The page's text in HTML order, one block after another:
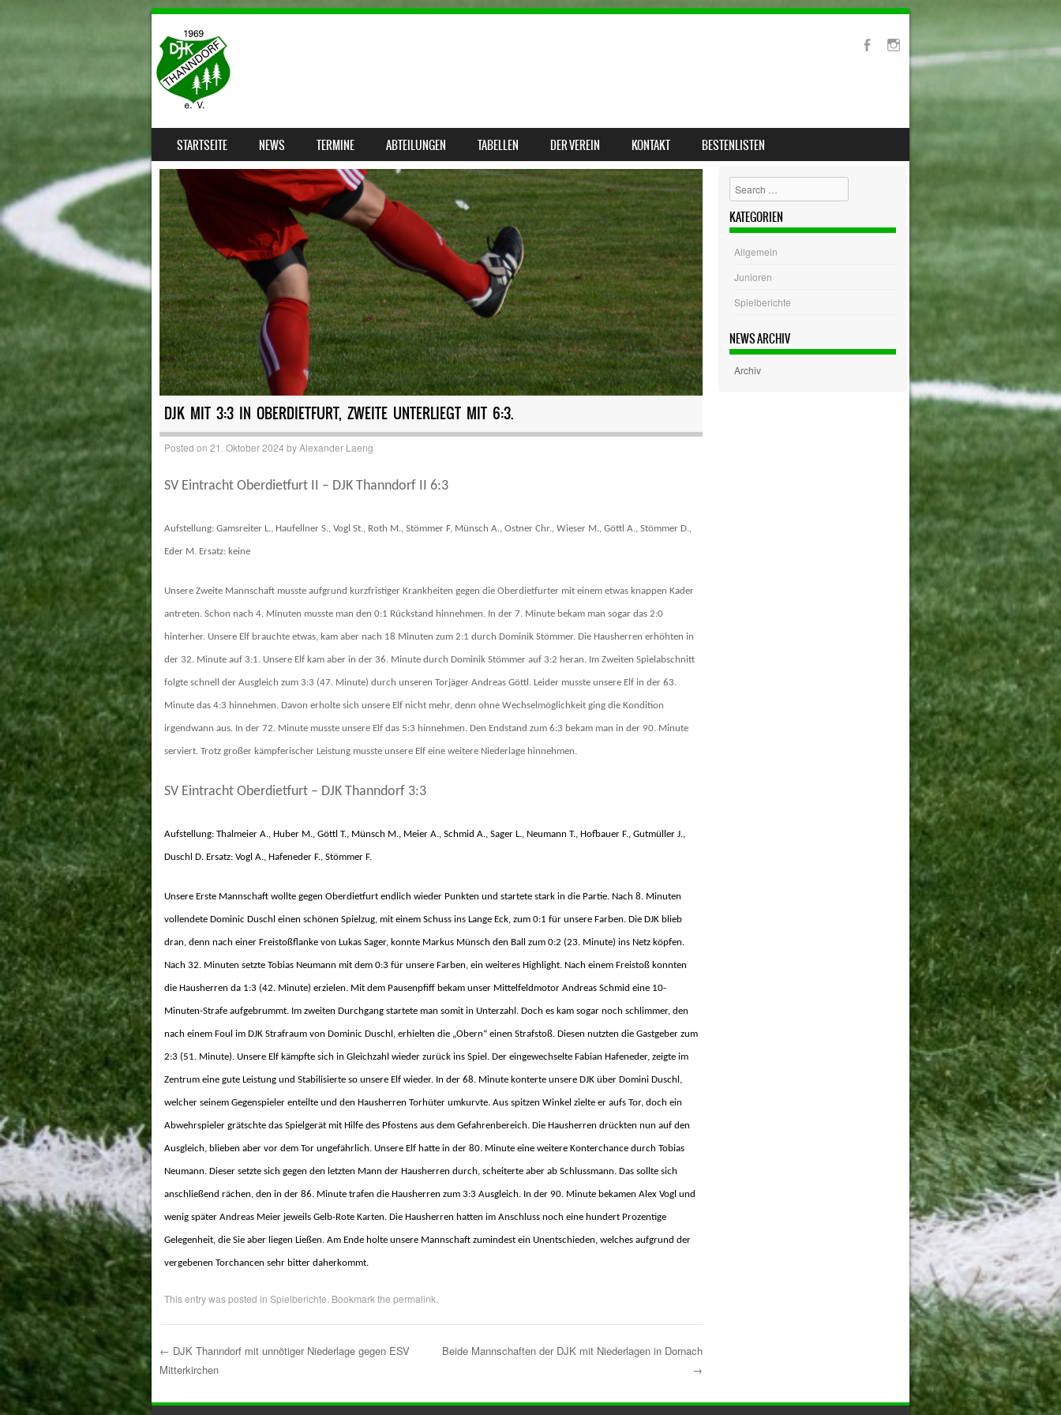
MENU
SKIP TO CONTENT
STARTSEITE NEWS TERMINE ABTEILUNGEN TABELLEN DER VEREIN KONTAKT BESTENLISTEN
DJK MIT 3:3 IN OBERDIETFURT, ZWEITE UNTERLIEGT MIT 6:3.
Posted on 21. Oktober 2024 byAlexander Laeng
SV Eintracht Oberdietfurt II – DJK Thanndorf II 6:3
Aufstellung: Gamsreiter L., Haufellner S., Vogl St., Roth M., Stömmer F, Münsch A., Ostner Chr., Wieser M., Göttl A., Stömmer D.,
Eder M. Ersatz: keine
Unsere Zweite Mannschaft musste aufgrund kurzfristiger Krankheiten gegen die Oberdietfurter mit einem etwas knappen Kader
antreten. Schon nach 4. Minuten musste man den 0:1 Rückstand hinnehmen. In der 7. Minute bekam man sogar das 2:0
hinterher. Unsere Elf brauchte etwas, kam aber nach 18 Minuten zum 2:1 durch Dominik Stömmer. Die Hausherren erhöhten in
der 32. Minute auf 3:1. Unsere Elf kam aber in der 36. Minute durch Dominik Stömmer auf 3:2 heran. Im Zweiten Spielabschnitt
folgte schnell der Ausgleich zum 3:3 (47. Minute) durch unseren Torjäger Andreas Göttl. Leider musste unsere Elf in der 63.
Minute das 4:3 hinnehmen. Davon erholte sich unsere Elf nicht mehr, denn ohne Wechselmöglichkeit ging die Kondition
irgendwann aus. In der 72. Minute musste unsere Elf das 5:3 hinnehmen. Den Endstand zum 6:3 bekam man in der 90. Minute
serviert. Trotz großer kämpferischer Leistung musste unsere Elf eine weitere Niederlage hinnehmen.
SV Eintracht Oberdietfurt – DJK Thanndorf 3:3
Aufstellung: Thalmeier A., Huber M., Göttl T., Münsch M., Meier A., Schmid A., Sager L., Neumann T., Hofbauer F., Gutmüller J.,
Duschl D. Ersatz: Vogl A., Hafeneder F., Stömmer F.
Unsere Erste Mannschaft wollte gegen Oberdietfurt endlich wieder Punkten und startete stark in die Partie. Nach 8. Minuten
vollendete Dominic Duschl einen schönen Spielzug, mit einem Schuss ins Lange Eck, zum 0:1 für unsere Farben. Die DJK blieb
dran, denn nach einer Freistoßflanke von Lukas Sager, konnte Markus Münsch den Ball zum 0:2 (23. Minute) ins Netz köpfen.
Nach 32. Minuten setzte Tobias Neumann mit dem 0:3 für unsere Farben, ein weiteres Highlight. Nach einem Freistoß konnten
die Hausherren da 1:3 (42. Minute) erzielen. Mit dem Pausenpfiff bekam unser Mittelfeldmotor Andreas Schmid eine 10-
Minuten-Strafe aufgebrummt. Im zweiten Durchgang startete man somit in Unterzahl. Doch es kam sogar noch schlimmer, den
nach einem Foul im DJK Strafraum von Dominic Duschl, erhielten die „Obern“ einen Strafstoß. Diesen nutzten die Gastgeber zum
2:3 (51. Minute). Unsere Elf kämpfte sich in Gleichzahl wieder zurück ins Spiel. Der eingewechselte Fabian Hafeneder, zeigte im
Zentrum eine gute Leistung und Stabilisierte so unsere Elf wieder. In der 68. Minute konterte unsere DJK über Domini Duschl,
welcher seinem Gegenspieler enteilte und den Hausherren Torhüter umkurvte. Aus spitzen Winkel zielte er aufs Tor, doch ein
Abwehrspieler grätschte das Spielgerät mit Hilfedes Pfostens aus dem Gefahrenbereich. Die Hausherren drückten nun auf den
Ausgleich, blieben aber vor dem Tor ungefährlich. Unsere Elf hatte in der 80. Minute eine weitere Konterchance durch Tobias
Neumann. Dieser setzte sich gegen den letzten Mann der Hausherren durch, scheiterte aber ab Schlussmann. Das sollte sich
anschließend rächen, den in der 86. Minute trafen die Hausherren zum 3:3 Ausgleich. In der 90. Minute bekamen Alex Vogl und
wenig später Andreas Meier jeweils Gelb-Rote Karten. Die Hausherren hatten im Anschluss noch eine hundert Prozentige
Gelegenheit, die Sie aber liegen Ließen. Am Ende holte unsere Mannschaft zumindest ein Unentschieden, welches aufgrund der
vergebenen Torchancen sehr bitter daherkommt.
This entry was posted in Spielberichte . Bookmark the permalink
Post navigation
← DJK Thanndorf mit unnötiger Niederlage gegen ESV
Mitterkirchen
Beide Mannschaften der DJK mit Niederlagen in Dornach
→
Search
KATEGORIEN
Allgemein
Junioren
Spielberichte
NEWS ARCHIV
Archiv